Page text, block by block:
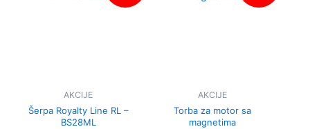
AKCIJE
Šerpa Royalty Line RL –
BS28ML
je
je:
AKCIJE
Torba za motor sa
magnetima
je
je: